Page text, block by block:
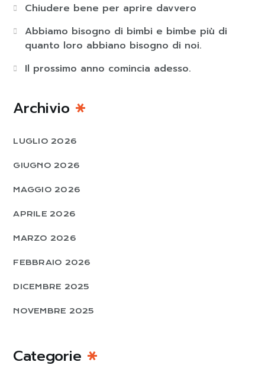
Chiudere bene per aprire davvero
Abbiamo bisogno di bimbi e bimbe più di
quanto loro abbiano bisogno di noi.
Il prossimo anno comincia adesso.
Archivio
LUGLIO 2026
GIUGNO 2026
MAGGIO 2026
APRILE 2026
MARZO 2026
FEBBRAIO 2026
DICEMBRE 2025
NOVEMBRE 2025
Categorie